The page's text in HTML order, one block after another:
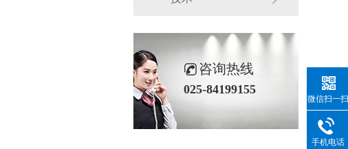
咨询热线
025-84199155
微信扫一扫
手机电话